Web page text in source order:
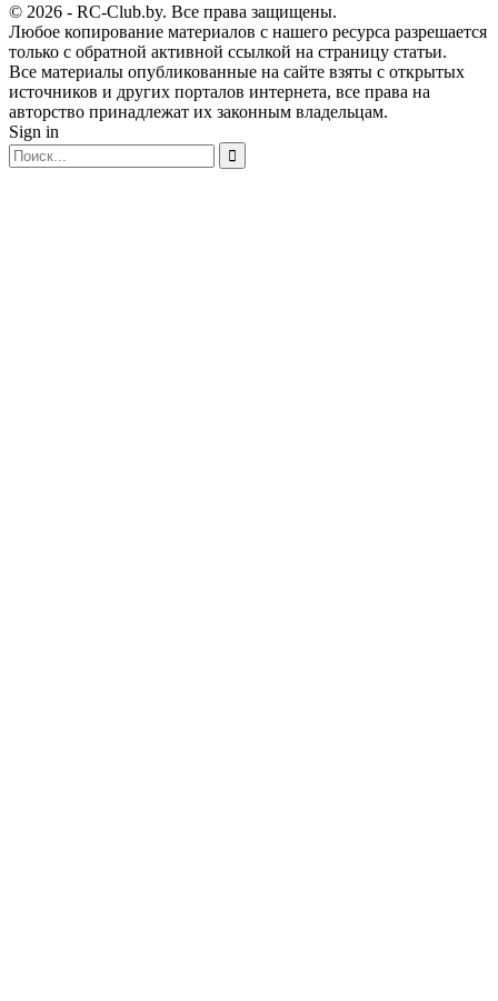
© 2026 - RC-Club.by. Все права защищены.
Любое копирование материалов с нашего ресурса разрешается
только с обратной активной ссылкой на страницу статьи.
Все материалы опубликованные на сайте взяты с открытых
источников и других порталов интернета, все права на
авторство принадлежат их законным владельцам.
Sign in